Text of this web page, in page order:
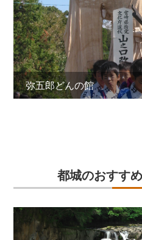
弥五郎どんの館
都城のおすす